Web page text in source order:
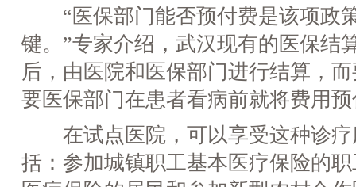
“医保部门能否预付费是该项政
键。”专家介绍，武汉现有的医保结
后，由医院和医保部门进行结算，
要医保部门在患者看病前就将费用
在试点医院，可以享受这种诊疗
括：参加城镇职工基本医疗保险的